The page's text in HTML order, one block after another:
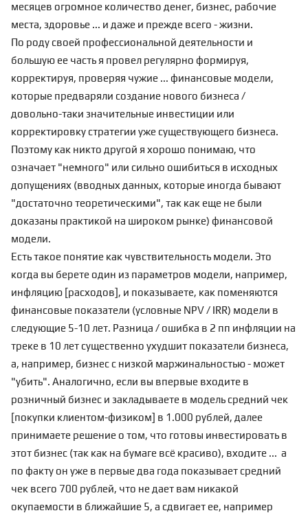
месяцев огромное количество денег, бизнес, рабочие
места, здоровье ... и даже и прежде всего - жизни.
По роду своей профессиональной деятельности и
большую ее часть я провел регулярно формируя,
корректируя, проверяя чужие ... финансовые модели,
которые предваряли создание нового бизнеса /
довольно-таки значительные инвестиции или
корректировку стратегии уже существующего бизнеса.
Поэтому как никто другой я хорошо понимаю, что
означает "немного" или сильно ошибиться в исходных
допущениях (вводных данных, которые иногда бывают
"достаточно теоретическими", так как еще не были
доказаны практикой на широком рынке) финансовой
модели.
Есть такое понятие как чувствительность модели. Это
когда вы берете один из параметров модели, например,
инфляцию [расходов], и показываете, как поменяются
финансовые показатели (условные NPV / IRR) модели в
следующие 5-10 лет. Разница / ошибка в 2 пп инфляции на
треке в 10 лет существенно ухудшит показатели бизнеса,
а, например, бизнес с низкой маржинальностью - может
"убить". Аналогично, если вы впервые входите в
розничный бизнес и закладываете в модель средний чек
[покупки клиентом-физиком] в 1.000 рублей, далее
принимаете решение о том, что готовы инвестировать в
этот бизнес (так как на бумаге всё красиво), входите ... а
по факту он уже в первые два года показывает средний
чек всего 700 рублей, что не дает вам никакой
окупаемости в ближайшие 5, а сдвигает ее, например